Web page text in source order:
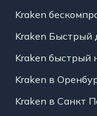
Kraken
Kraken Быстрый
Kraken быстрый
Kraken в
Kraken в Санкт